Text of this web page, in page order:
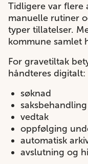
Tidligere var flere
manuelle rutiner
typer tillatelser.
kommune samlet
For gravetiltak
håndteres digitalt:
søknad
saksbehandling
vedtak
oppfølging
automatisk
avslutning og